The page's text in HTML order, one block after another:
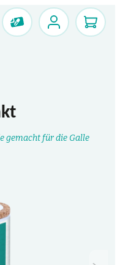
gemacht für die Galle